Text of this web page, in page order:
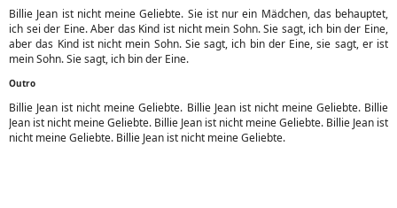
Billie Jean ist nicht meine Geliebte. Sie ist nur ein Mädchen, das behauptet,
ich sei der Eine. Aber das Kind ist nicht mein Sohn. Sie sagt, ich bin der Eine,
aber das Kind ist nicht mein Sohn. Sie sagt, ich bin der Eine, sie sagt, er ist
mein Sohn. Sie sagt, ich bin der Eine.
Outro
Billie Jean ist nicht meine Geliebte. Billie Jean ist nicht meine Geliebte. Billie
Jean ist nicht meine Geliebte. Billie Jean ist nicht meine Geliebte. Billie Jean ist
nicht meine Geliebte. Billie Jean ist nicht meine Geliebte.